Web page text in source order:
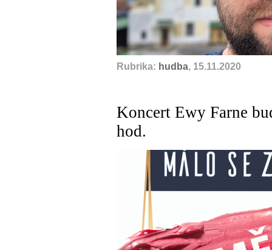
Rubrika: hudba, 15.11.2020
Koncert Ewy Farne
hod.